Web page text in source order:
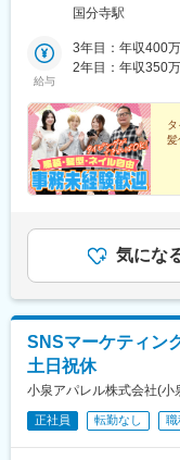
国分寺駅
給与
3年目：年収400
2年目：年収350
髪
気にな
SNSマーケティン
土日祝休
小泉アパレル株式会社(小
正社員 転勤なし 職